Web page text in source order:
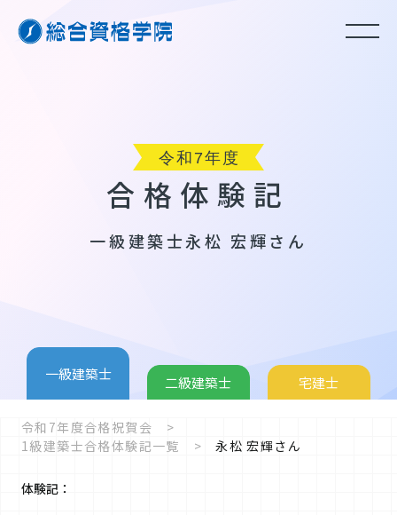
合格体験記
一級建築士永松 宏輝さん
一級建築士 二級建築士 宅建士
令和7年度合格祝賀会
1級建築士合格体験記一覧
永松 宏輝さん
体験記：